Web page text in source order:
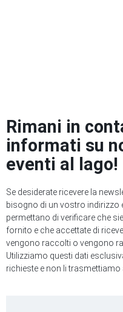
Rimani in
informati su
eventi al lago!
Se desiderate ricevere la
bisogno di un vostro indirizzo
permettano di verificare che
fornito e che accettate di
vengono raccolti o vengono
Utilizziamo questi dati
richieste e non li trasmettiamo